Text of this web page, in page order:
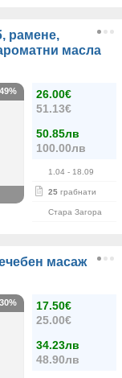
рамене,
масла
26.00€
51.13€
50.85лв
100.00лв
1.04 - 18.09
25 грабнати
Стара Загора
масаж
17.50€
25.00€
34.23лв
48.90лв